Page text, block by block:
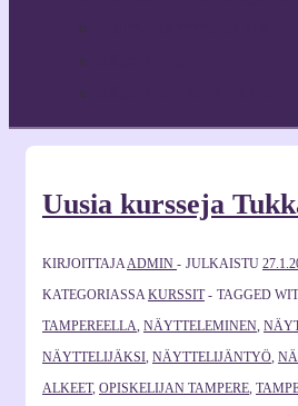
Uusia kursseja
KIRJOITTAJA ADMIN JULKAISTU
KATEGORIASSA KURSSIT TAGGED
TAMPEREELLA NÄYTTELEMINEN
NÄYTTELIJÄKSI NÄYTTELIJÄNTYÖ
ALKEET, OPISKELIJAN TAMPERE